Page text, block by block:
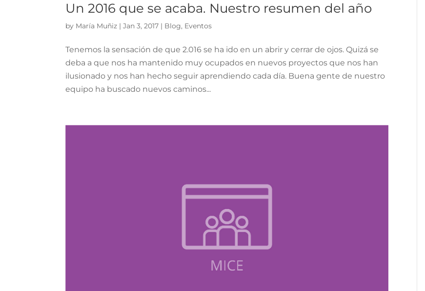
Un 2016 que se acaba. Nuestro resumen del año
by María Muñiz |Jan 3, 2017 | Blog, Eventos
Tenemos la sensación de que 2.016 se ha ido en un abrir y cerrar de ojos. Quizá se
deba a que nos ha mantenido muy ocupados en nuevos proyectos que nos han
ilusionado y nos han hecho seguir aprendiendo cada día. Buena gente de nuestro
equipo ha buscado nuevos caminos...